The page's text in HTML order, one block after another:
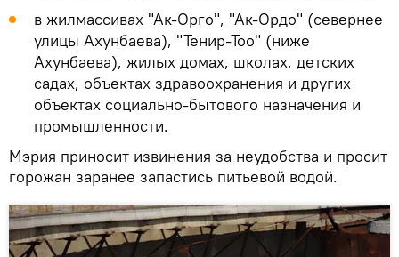
в жилмассивах "Ак-Орго", "Ак-Ордо" (севернее
улицы Ахунбаева), "Тенир-Тоо" (ниже
Ахунбаева), жилых домах, школах, детских
садах, объектах здравоохранения и других
объектах социально-бытового назначения и
промышленности.
Мэрия приносит извинения за неудобства и просит
горожан заранее запастись питьевой водой.